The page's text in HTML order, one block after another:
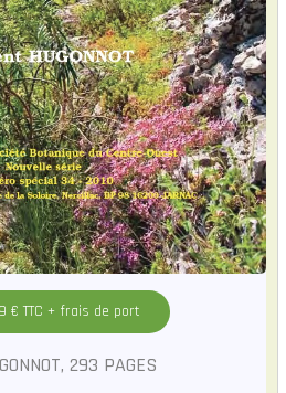
€ TTC + frais de port
293 PAGES